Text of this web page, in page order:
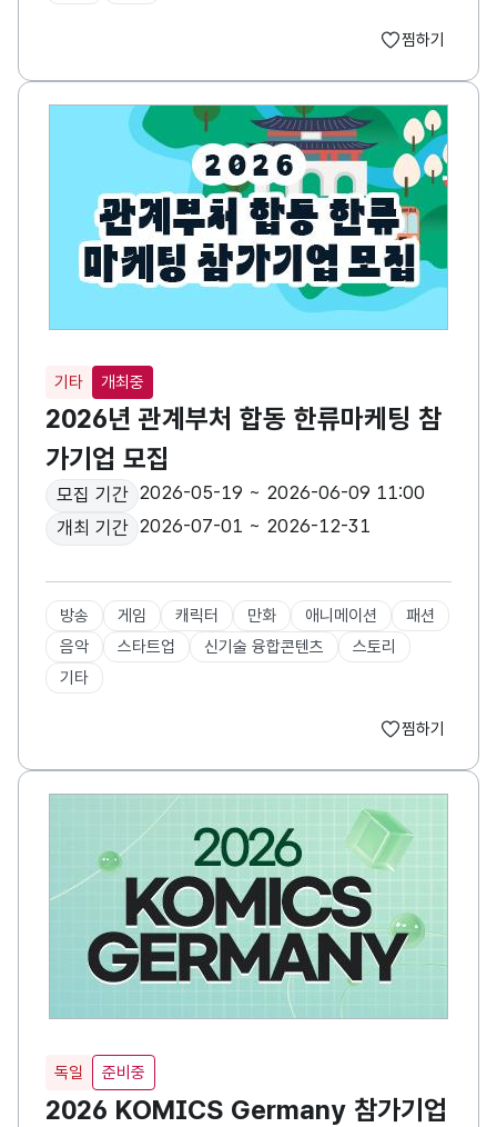
찜하기
기타 개최중
2026년 관계부처 합동 한류마케팅 참
가기업 모집
모집 기간 2026-05-19 ~ 2026-06-09 11:00
개최 기간 2026-07-01 ~ 2026-12-31
방송 게임 캐릭터 만화 애니메이션
패션
음악
스타트업 신기술 융합콘텐츠
스토리
기타
찜하기
독일 준비중
2026 KOMICS Germany 참가기업